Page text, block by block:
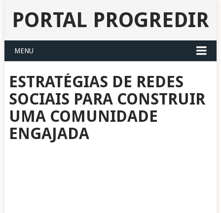
PORTAL PROGREDIR
MENU
ESTRATÉGIAS DE REDES
SOCIAIS PARA CONSTRUIR
UMA COMUNIDADE
ENGAJADA